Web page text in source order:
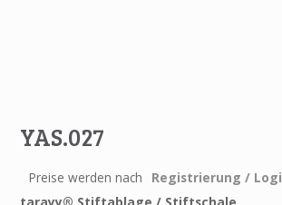
YAS.027
Preise werden nach Registrierung /